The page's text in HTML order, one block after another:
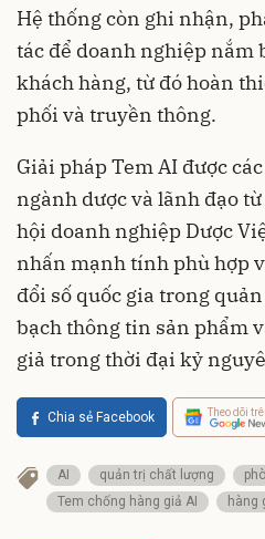
Hệ thống còn ghi nhận,
tác để doanh nghiệp nắm
khách hàng, từ đó hoàn
phối và truyền thông.
Giải pháp Tem AI được
ngành dược và lãnh đạo
hội doanh nghiệp Dược
nhấn mạnh tính phù hợp
đổi số quốc gia trong
bạch thông tin sản phẩm
giả trong thời đại kỷ
Chia sẻ Facebook Theo dõi
AI quản trị chất lượng
Tem chống hàng giả AI
hàng